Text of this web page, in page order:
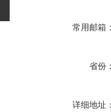
常用邮箱
省份
详细地址